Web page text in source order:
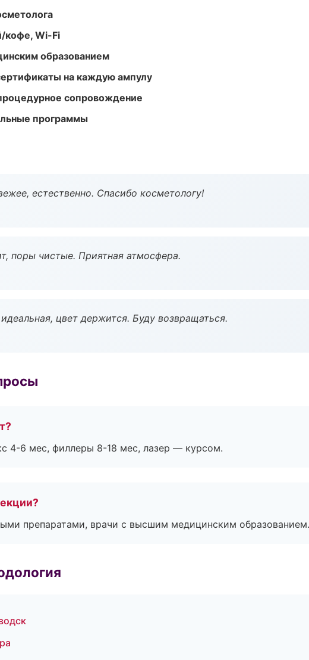
кофе, Wi-Fi
образованием
на каждую ампулу
сопровождение
программы
естественно. Спасибо косметологу!
поры чистые. Приятная атмосфера.
цвет держится. Буду возвращаться.
4-6 мес, филлеры 8-18 мес, лазер — курсом.
препаратами, врачи с высшим медицинским образованием.